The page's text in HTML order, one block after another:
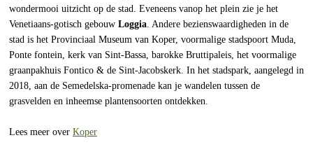
wondermooi uitzicht op de stad. Eveneens vanop het plein zie je het
Venetiaans-gotisch gebouw Loggia. Andere bezienswaardigheden in de
stad is het Provinciaal Museum van Koper, voormalige stadspoort Muda,
Ponte fontein, kerk van Sint-Bassa, barokke Bruttipaleis, het voormalige
graanpakhuis Fontico & de Sint-Jacobskerk. In het stadspark, aangelegd in
2018, aan de Semedelska-promenade kan je wandelen tussen de
grasvelden en inheemse plantensoorten ontdekken.
Lees meer over Koper